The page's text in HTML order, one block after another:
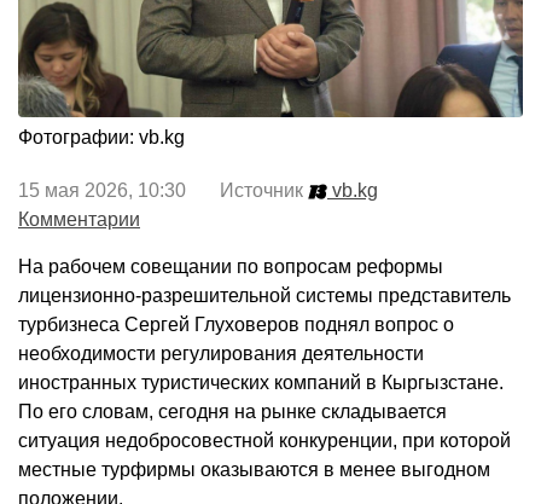
Фотографии: vb.kg
15 мая 2026, 10:30 Источник
vb.kg
Комментарии
На рабочем совещании по вопросам реформы
лицензионно-разрешительной системы представитель
турбизнеса Сергей Глуховеров поднял вопрос о
необходимости регулирования деятельности
иностранных туристических компаний в Кыргызстане.
По его словам, сегодня на рынке складывается
ситуация недобросовестной конкуренции, при которой
местные турфирмы оказываются в менее выгодном
положении.